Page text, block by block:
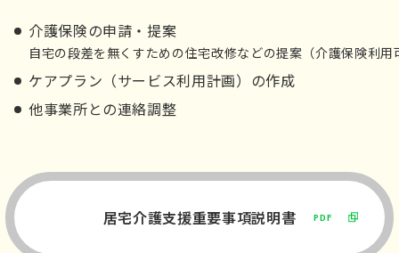
介護保険の申請・提案
自宅の段差を無くすための住宅改修などの提案（介護保険利用
ケアプラン（サービス利用計画）の作成
他事業所との連絡調整
居宅介護支援重要事項説明書